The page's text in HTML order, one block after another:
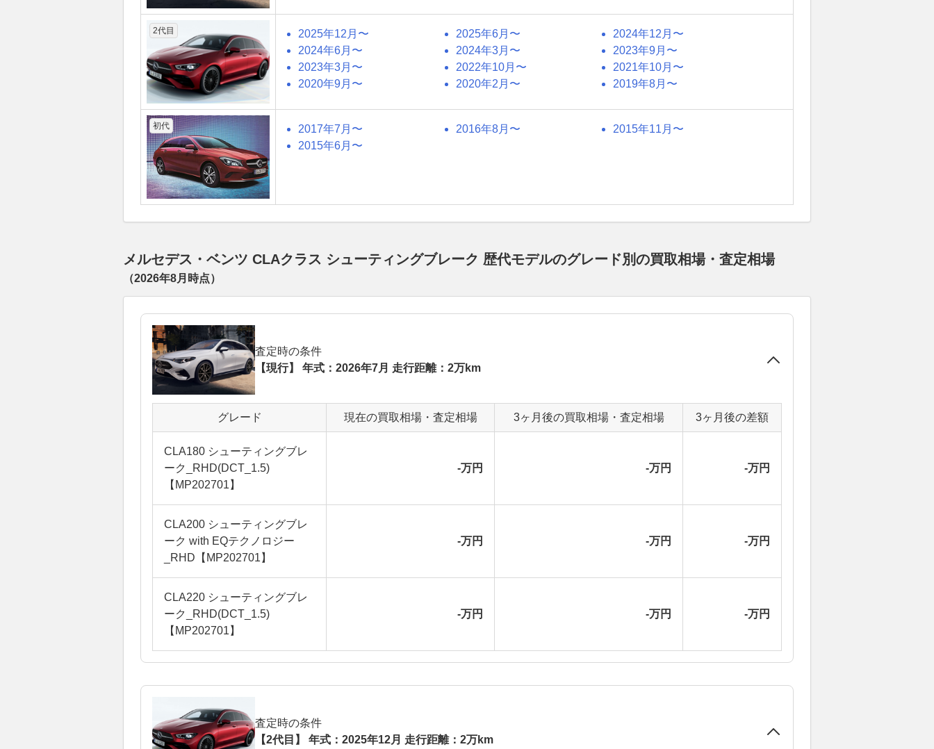
2代目 2025年12月〜 2025年6月〜
2024年12月〜
2024年6月〜
2024年3月〜
2023年9月〜
2023年3月〜
2022年10月〜
2021年10月〜
2020年9月〜
2020年2月〜 2019年8月〜
初代 2017年7月〜 2016年8月〜
2015年11月〜
2015年6月〜
メルセデス・ベンツ CLAクラス シューティングブレーク 歴代モデルのグレード別の買取相場・査定相場
（2026年8月 時点）
査定時の条件
【現行】 年式：2026年7月 走行距離：2万km
グレード 現在の買取相場・査定相場 3ヶ月後の買取相場・査定相場 3ヶ月後の差額
CLA180 シューティングブレ
ーク_RHD(DCT_1.5)
【MP202701】
-万円 -万円 -万円
CLA200 シューティングブレ
ーク with EQテクノロジー
_RHD【MP202701】
-万円 -万円 -万円
CLA220 シューティングブレ
ーク_RHD(DCT_1.5)
【MP202701】
-万円 -万円 -万円
査定時の条件
【2代目】 年式：2025年12月 走行距離：2万km